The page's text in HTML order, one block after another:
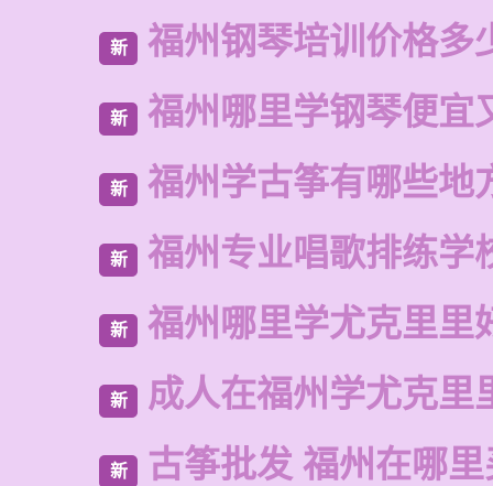
新 福州钢琴培训价格多
新 福州哪里学钢琴便宜
新 福州学古筝有哪些地
新 福州专业唱歌排练学
新 福州哪里学尤克里里
新 成人在福州学尤克里
新 古筝批发 福州在哪